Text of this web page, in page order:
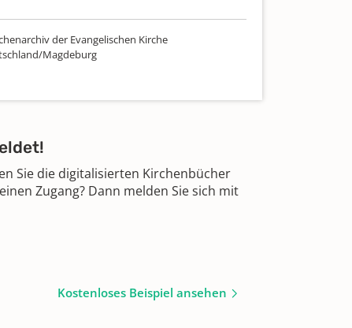
der Evangelischen Kirche
Magdeburg
Sie die digitalisierten Kirchenbücher
Zugang? Dann melden Sie sich mit
Kostenloses Beispiel ansehen